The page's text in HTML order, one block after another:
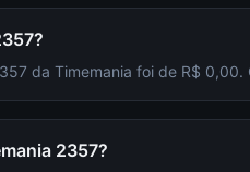
da Timemania foi de R$
2357?